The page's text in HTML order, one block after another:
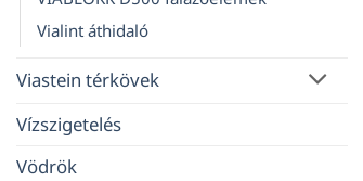
Vialint áthidaló
Viastein térkövek
Vízszigetelés
Vödrök